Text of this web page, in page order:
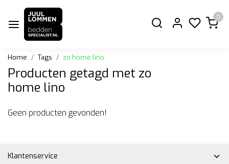
0
Home Tags zo home lino
Producten getagd met zo
home lino
Geen producten gevonden!
Klantenservice